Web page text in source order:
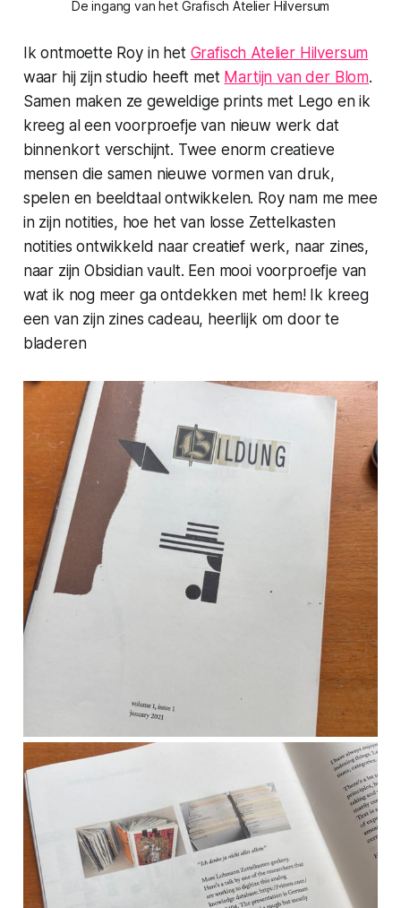
De ingang van het Grafisch Atelier Hilversum
Ik ontmoette Roy in het Grafisch Atelier Hilversum
waar hij zijn studio heeft met Martijn van der Blom.
Samen maken ze geweldige prints met Lego en ik
kreeg al een voorproefje van nieuw werk dat
binnenkort verschijnt. Twee enorm creatieve
mensen die samen nieuwe vormen van druk,
spelen en beeldtaal ontwikkelen. Roy nam me mee
in zijn notities, hoe het van losse Zettelkasten
notities ontwikkeld naar creatief werk, naar zines,
naar zijn Obsidian vault. Een mooi voorproefje van
wat ik nog meer ga ontdekken met hem! Ik kreeg
een van zijn zines cadeau, heerlijk om door te
bladeren